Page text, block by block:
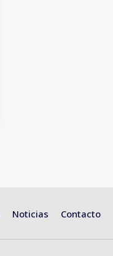
Noticias Contacto